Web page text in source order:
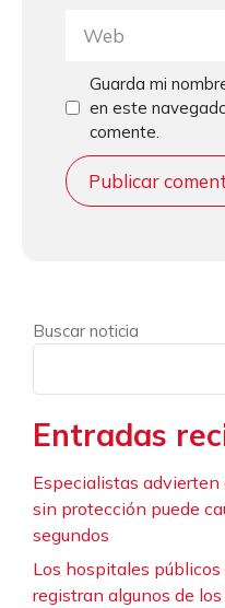
Guarda mi
en este
comente.
Buscar noticia
Entradas
Especialistas advierten
sin protección puede
segundos
Los hospitales
registran algunos de